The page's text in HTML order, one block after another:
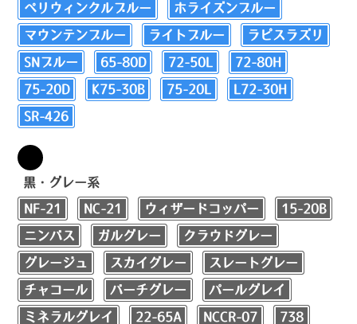
ペリウィンクルブルー ホライズンブルー
マウンテンブルー ライトブルー ラピスラズリ
SNブルー 65-80D 72-50L 72-80H
75-20D K75-30B 75-20L L72-30H
SR-426
黒・グレー系
NF-21 NC-21 ウィザードコッパー 15-20B
ニンバス ガルグレー クラウドグレー
グレージュ スカイグレー スレートグレー
チャコール バーチグレー パールグレイ
ミネラルグレイ 22-65A NCCR-07 738